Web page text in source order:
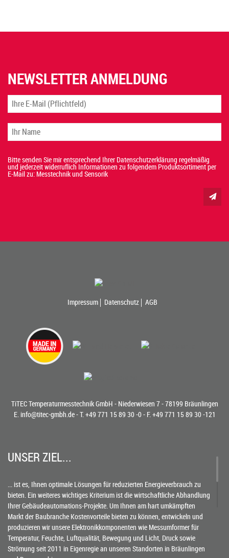
NEWSLETTER ANMELDUNG
Bitte senden Sie mir entsprechend Ihrer Datenschutzerklärung regelmäßig
und jederzeit widerruflich Informationen zu folgendem Produktsortiment per
E-Mail zu: Messtechnik und Sensorik
Impressum Datenschutz AGB
TiTEC Temperaturmesstechnik GmbH - Niederwiesen 7 - 78199 Bräunlingen
E. info@titec-gmbh.de- T. +49 771 15 89 30 -0- F. +49 771 15 89 30 -121
UNSER ZIEL...
... ist es, Ihnen optimale Lösungen für reduzierten Energieverbrauch zu
bieten. Ein weiteres wichtiges Kriterium ist die wirtschaftliche Abhandlung
Ihrer Gebäudeautomations-Projekte. Um Ihnen am hart umkämpften
Markt der Baubranche Kostenvorteile bieten zu können, entwickeln und
produzieren wir unsere Elektronikkomponenten wie Messumformer für
Temperatur, Feuchte, Luftqualität, Bewegung und Licht, Druck sowie
Strömung seit 2011 in Eigenregie an unseren Standorten in Bräunlingen